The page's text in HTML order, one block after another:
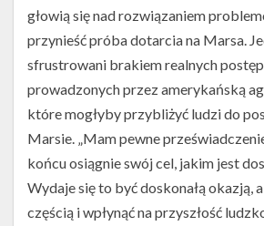
głowią się nad rozwiązaniem
przynieść próba dotarcia na Marsa.
sfrustrowani brakiem realnych
prowadzonych przez amerykańską
które mogłyby przybliżyć ludzi do
Marsie. „Mam pewne
końcu osiągnie swój cel, jakim jest
Wydaje się to być doskonałą okazją,
częścią i wpłynąć na przyszłość